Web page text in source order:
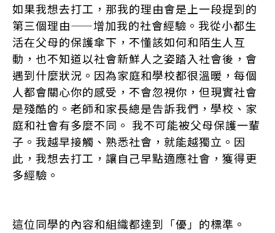
如果我想去打工，那我的理由會是上一段提到的
第三個理由——增加我的社會經驗。我從小都生
活在父母的保護傘下，不懂該如何和陌生人互
動，也不知道以社會新鮮人之姿踏入社會後，會
遇到什麼狀況。因為家庭和學校都很溫暖，每個
人都會關心你的感受，不會忽視你，但現實社會
是殘酷的。老師和家長總是告訴我們，學校、家
庭和社會有多麼不同。 我不可能被父母保護一輩
子。我越早接觸、熟悉社會，就能越獨立。因
此，我想去打工，讓自己早點適應社會，獲得更
多經驗。
這位同學的內容和組織都達到「優」的標準。